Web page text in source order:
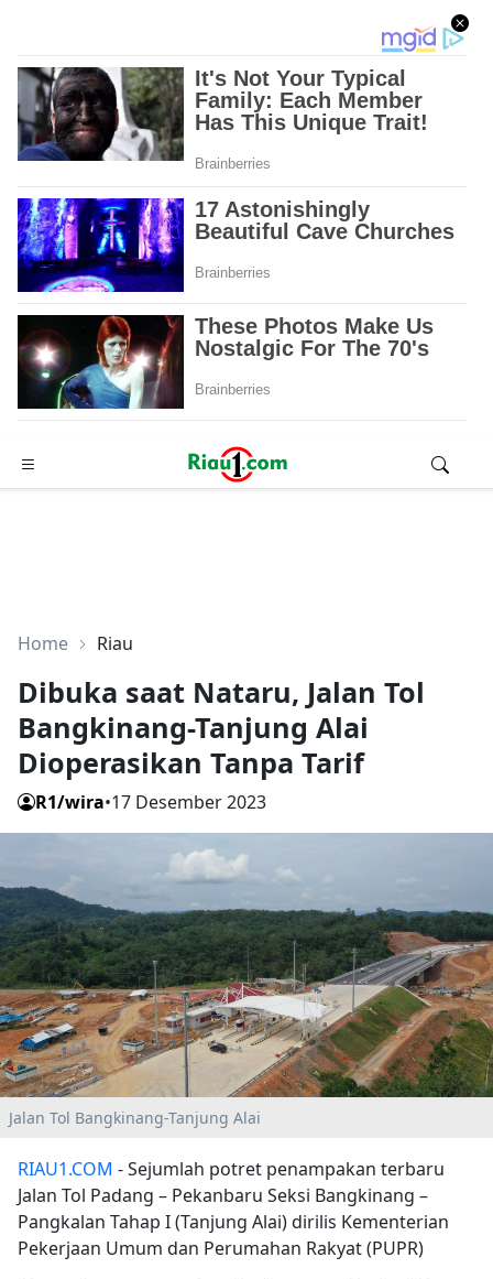
Advertisement
Home Riau
Dibuka saat Nataru, Jalan Tol
Bangkinang-Tanjung Alai
Dioperasikan Tanpa Tarif
R1/wira•17 Desember 2023
Jalan Tol Bangkinang-Tanjung Alai
RIAU1.COM - Sejumlah potret penampakan terbaru
Jalan Tol Padang – Pekanbaru Seksi Bangkinang –
Pangkalan Tahap I (Tanjung Alai) dirilis Kementerian
Pekerjaan Umum dan Perumahan Rakyat (PUPR)